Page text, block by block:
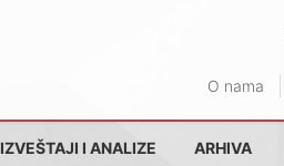
O nama
IZVEŠTAJI I ANALIZE ARHIVA